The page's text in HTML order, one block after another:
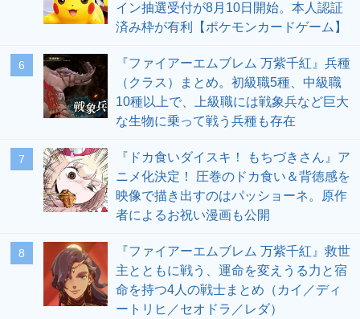
イン抽選受付が8月10日開始。本人認証
済み枠が有利【ポケモンカードゲーム】
6
『ファイアーエムブレム 万紫千紅』兵種
（クラス）まとめ。初級職5種、中級職
10種以上で、上級職には戦象兵など巨大
な生物に乗って戦う兵種も存在
7
『ドカ食いダイスキ！ もちづきさん』ア
ニメ化決定！ 圧巻のドカ食い＆背徳感を
映像で描き出すのはパッショーネ。原作
者によるお祝い漫画も公開
8
『ファイアーエムブレム 万紫千紅』救世
主とともに戦う、運命を変えうる力と宿
命を持つ4人の戦士まとめ（カイ／ディ
ートリヒ／セオドラ／レダ）